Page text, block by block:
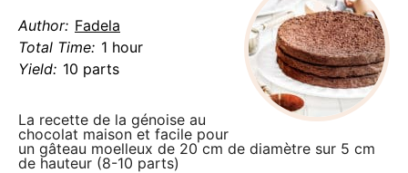
Author: Fadela
Total Time: 1 hour
Yield: 10 parts
La recette de la génoise au
chocolat maison et facile pour
un gâteau moelleux de 20 cm de diamètre sur 5 cm
de hauteur (8-10 parts)